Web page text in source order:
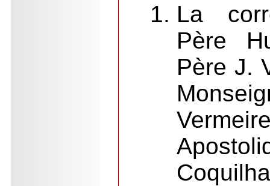
La
Père
Père J.